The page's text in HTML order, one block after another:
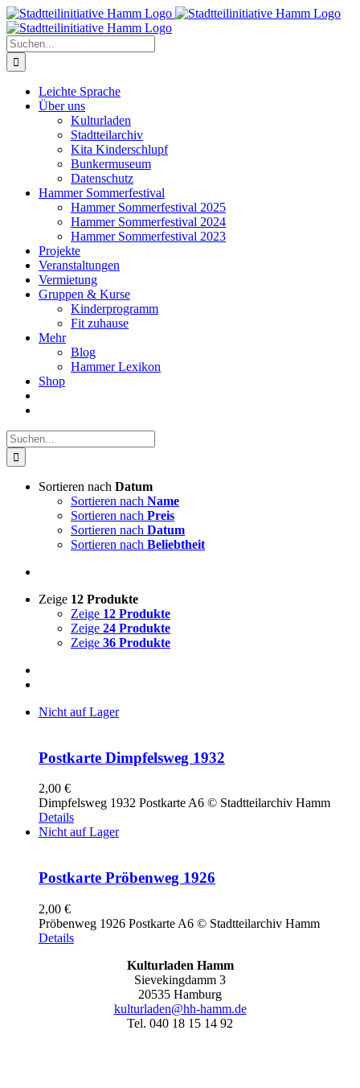
Zum
Inhalt
springen
Suche
nach:
Leichte Sprache
Über uns
Kulturladen
Stadtteilarchiv
Kita Kinderschlupf
Bunkermuseum
Datenschutz
Hammer Sommerfestival
Hammer Sommerfestival 2025
Hammer Sommerfestival 2024
Hammer Sommerfestival 2023
Projekte
Veranstaltungen
Vermietung
Gruppen & Kurse
Kinderprogramm
Fit zuhause
Mehr
Blog
Hammer Lexikon
Shop
Suche
nach:
Sortieren nach Datum
Sortieren nach Name
Sortieren nach Preis
Sortieren nach Datum
Sortieren nach Beliebtheit
Zeige 12 Produkte
Zeige 12 Produkte
Zeige 24 Produkte
Zeige 36 Produkte
Nicht auf Lager
Postkarte Dimpfelsweg 1932
2,00 €
Dimpfelsweg 1932 Postkarte A6 © Stadtteilarchiv Hamm
Details
Nicht auf Lager
Postkarte Pröbenweg 1926
2,00 €
Pröbenweg 1926 Postkarte A6 © Stadtteilarchiv Hamm
Details
Kulturladen Hamm
Sievekingdamm 3
20535 Hamburg
kulturladen@hh-hamm.de
Tel. 040 18 15 14 92